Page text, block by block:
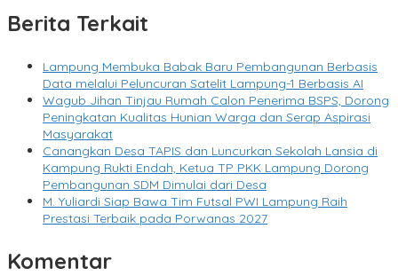
Berita Terkait
Lampung Membuka Babak Baru Pembangunan Berbasis
Data melalui Peluncuran Satelit Lampung-1 Berbasis AI
Wagub Jihan Tinjau Rumah Calon Penerima BSPS, Dorong
Peningkatan Kualitas Hunian Warga dan Serap Aspirasi
Masyarakat
Canangkan Desa TAPIS dan Luncurkan Sekolah Lansia di
Kampung Rukti Endah, Ketua TP PKK Lampung Dorong
Pembangunan SDM Dimulai dari Desa
M. Yuliardi Siap Bawa Tim Futsal PWI Lampung Raih
Prestasi Terbaik pada Porwanas 2027
Komentar